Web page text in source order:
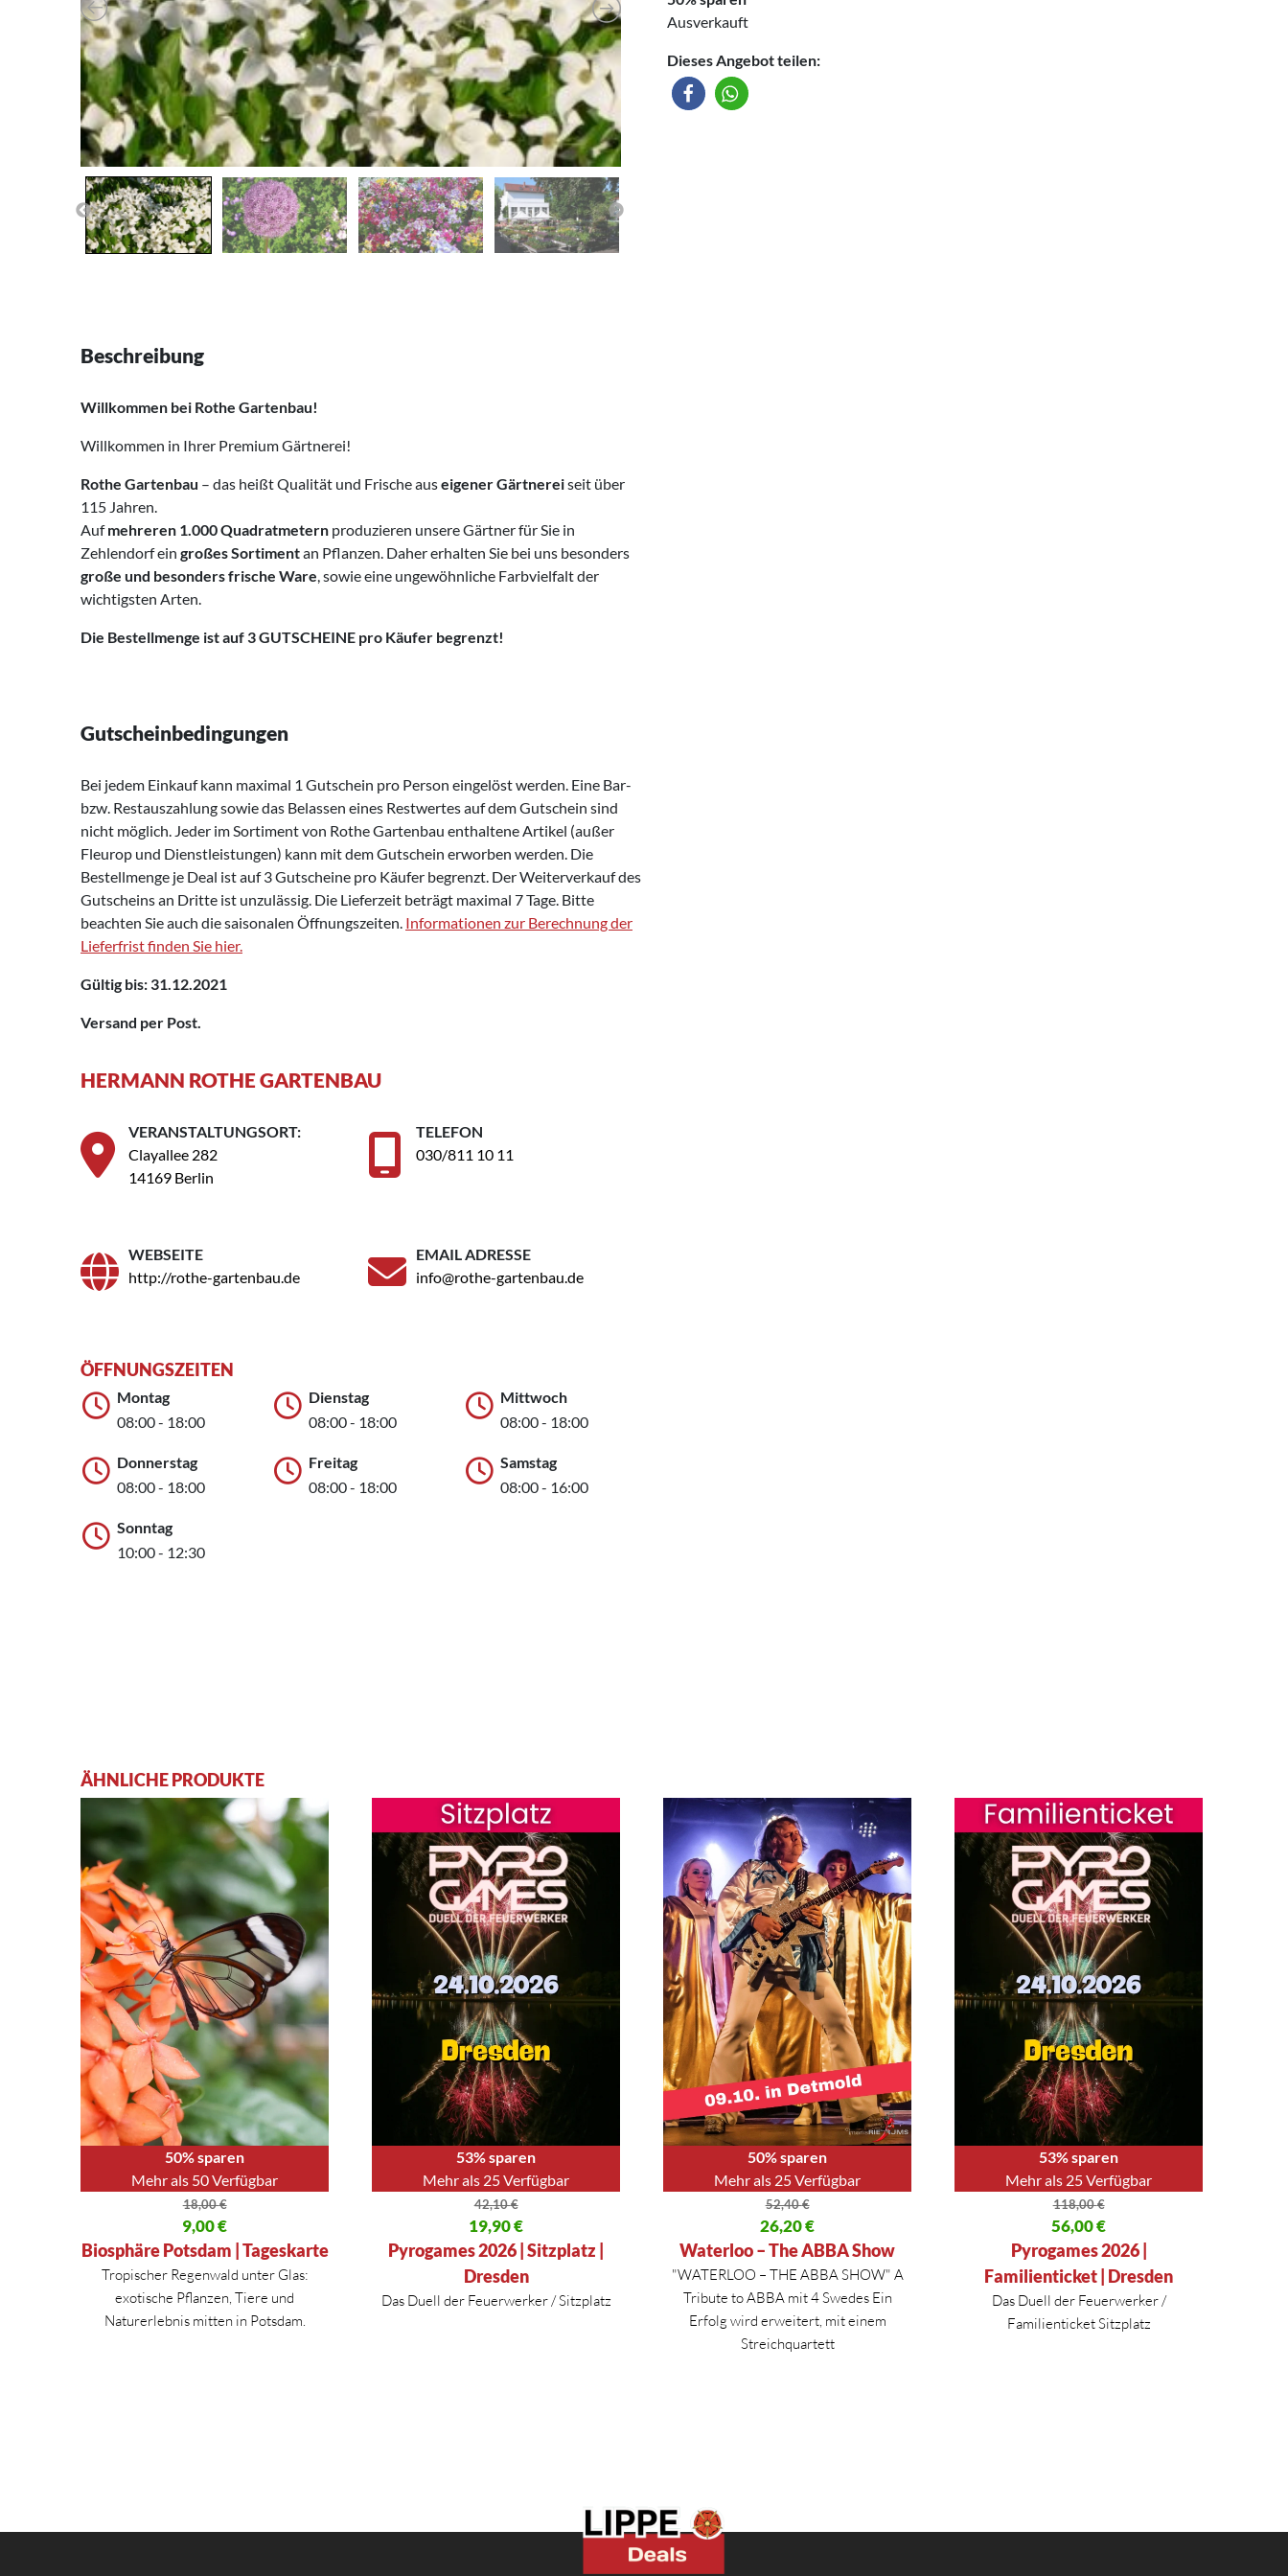
Ausverkauft
Dieses Angebot teilen:
Beschreibung
Willkommen bei Rothe Gartenbau!
Willkommen in Ihrer Premium Gärtnerei!
Rothe Gartenbau – das heißt Qualität und Frische auseigener Gärtnereiseit über
115 Jahren.
Aufmehreren 1.000 Quadratmetern produzieren unsere Gärtner für Sie in
Zehlendorf ein großes Sortimentan Pflanzen. Daher erhalten Sie bei uns besonders
große und besonders frische Ware, sowie eine ungewöhnliche Farbvielfalt der
wichtigsten Arten.
Die Bestellmenge ist auf 3 GUTSCHEINE pro Käufer begrenzt!
Gutscheinbedingungen
Bei jedem Einkauf kann maximal 1 Gutschein pro Person eingelöst werden. Eine Bar-
bzw. Restauszahlung sowie das Belassen eines Restwertes auf dem Gutschein sind
nicht möglich. Jeder im Sortiment von Rothe Gartenbau enthaltene Artikel (außer
Fleurop und Dienstleistungen) kann mit dem Gutschein erworben werden. Die
Bestellmenge je Deal ist auf 3 Gutscheine pro Käufer begrenzt. Der Weiterverkauf des
Gutscheins an Dritte ist unzulässig. Die Lieferzeit beträgt maximal 7 Tage. Bitte
beachten Sie auch die saisonalen Öffnungszeiten. Informationen zur Berechnung der
Lieferfrist finden Sie hier.
Gültig bis: 31.12.2021
Versand per Post.
HERMANN ROTHE GARTENBAU
VERANSTALTUNGSORT:
Clayallee 282
14169 Berlin
TELEFON
030/811 10 11
WEBSEITE
http://rothe-gartenbau.de
EMAIL ADRESSE
info@rothe-gartenbau.de
ÖFFNUNGSZEITEN
Montag
08:00 - 18:00
Dienstag
08:00 - 18:00
Mittwoch
08:00 - 18:00
Donnerstag
08:00 - 18:00
Freitag
08:00 - 18:00
Samstag
08:00 - 16:00
Sonntag
10:00 - 12:30
ÄHNLICHE PRODUKTE
50% sparen
Mehr als 50 Verfügbar
18,00€
Ursprünglicher Preis war: 18,00 €
9,00€
Aktueller Preis ist: 9,00 €.
Biosphäre Potsdam | Tageskarte
Tropischer Regenwald unter Glas:
exotische Pflanzen, Tiere und
Naturerlebnis mitten in Potsdam.
53% sparen
Mehr als 25 Verfügbar
42,10€
Ursprünglicher Preis war: 42,10 €
19,90€
Aktueller Preis ist: 19,90 €.
Pyrogames 2026 | Sitzplatz |
Dresden
Das Duell der Feuerwerker / Sitzplatz
50% sparen
Mehr als 25 Verfügbar
52,40€
Ursprünglicher Preis war: 52,40 €
26,20€
Aktueller Preis ist: 26,20 €.
Waterloo – The ABBA Show
"WATERLOO – THE ABBA SHOW" A
Tribute to ABBA mit 4 Swedes Ein
Erfolg wird erweitert, mit einem
Streichquartett
53% sparen
Mehr als 25 Verfügbar
118,00€
Ursprünglicher Preis war: 118,00 €
56,00€
Aktueller Preis ist: 56,00 €.
Pyrogames 2026 |
Familienticket | Dresden
Das Duell der Feuerwerker /
Familienticket Sitzplatz